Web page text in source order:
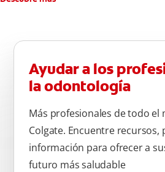
Ayudar a los
la odontología
Más profesionales de todo el
Colgate. Encuentre recursos,
información para ofrecer a
futuro más saludable